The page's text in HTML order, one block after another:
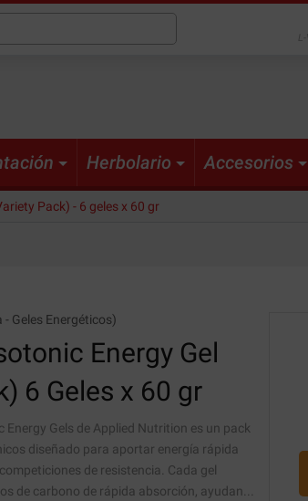
Herbolario Accesorios
Pack) - 6 geles x 60 gr
- Geles Energéticos)
Energy Gel
6 Geles x 60 gr
Energy Gels de Applied Nutrition es un pack
diseñado para aportar energía rápida
de resistencia. Cada gel
de carbono de rápida absorción, ayudan...